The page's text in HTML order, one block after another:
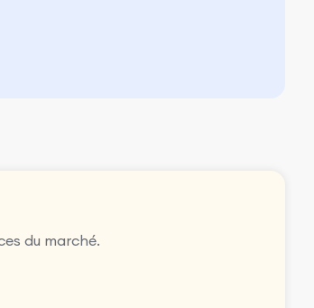
du marché.